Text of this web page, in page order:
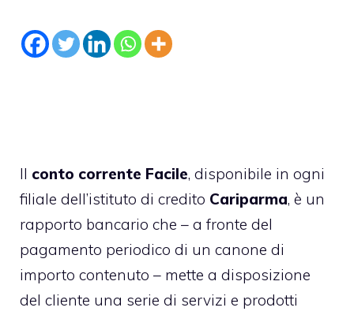
Il conto corrente Facile, disponibile in ogni
filiale dell’istituto di credito Cariparma, è un
rapporto bancario che – a fronte del
pagamento periodico di un canone di
importo contenuto – mette a disposizione
del cliente una serie di servizi e prodotti